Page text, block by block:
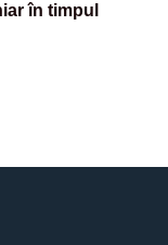
în timpul